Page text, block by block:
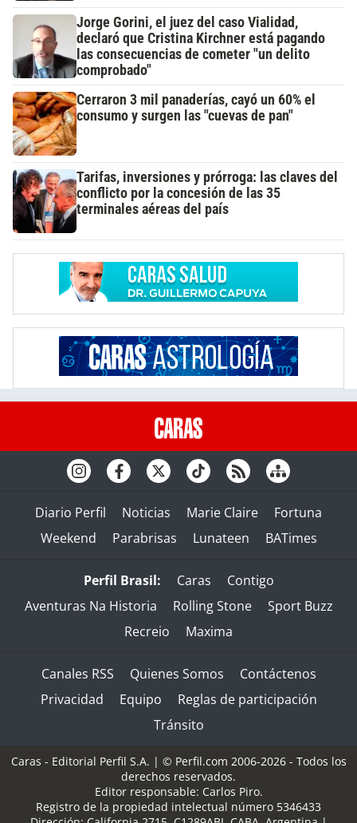
Jorge Gorini, el juez del caso Vialidad,
declaró que Cristina Kirchner está pagando
las consecuencias de cometer "un delito
comprobado"
Cerraron 3 mil panaderías, cayó un 60% el
consumo y surgen las "cuevas de pan"
Tarifas, inversiones y prórroga: las claves del
conflicto por la concesión de las 35
terminales aéreas del país
Diario Perfil Noticias Marie Claire
Fortuna
Weekend
Parabrisas Lunateen BATimes
Perfil Brasil: Caras
Contigo
Aventuras Na Historia
Rolling Stone
Sport Buzz
Recreio
Maxima
Canales RSS Quienes Somos
Contáctenos
Privacidad
Equipo
Reglas de participación
Tránsito
Caras - Editorial Perfil S.A. | © Perfil.com 2006-2026 - Todos los
derechos reservados.
Editor responsable: Carlos Piro.
Registro de la propiedad intelectual número 5346433